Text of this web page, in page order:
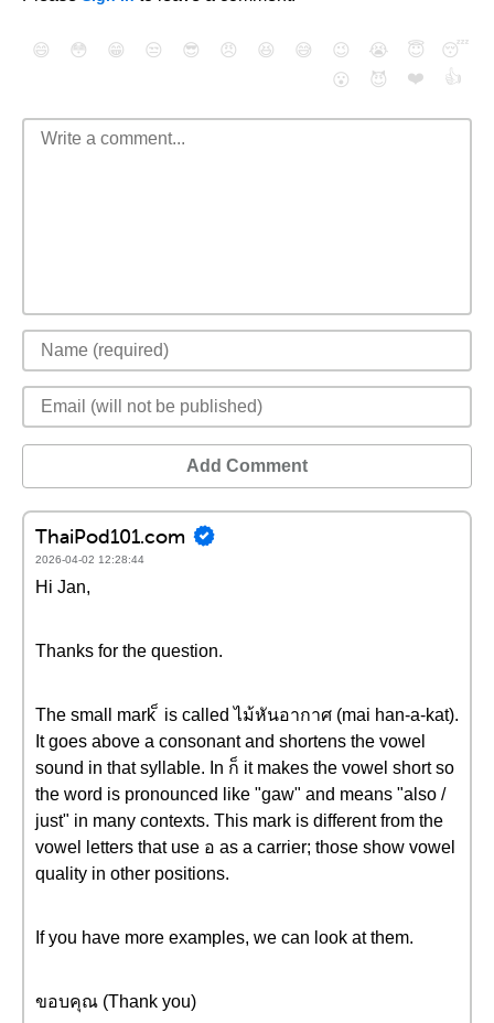
😄 😳 😁 😒 😎 😠 😆 😅 😉 😭 😇
😴
😮
😈 ❤️ 👍
Add Comment
ThaiPod101.com
2026-04-02 12:28:44
Hi Jan,
Thanks for the question.
The small mark ็ is called ไม้หันอากาศ (mai han-a-kat).
It goes above a consonant and shortens the vowel
sound in that syllable. In ก็ it makes the vowel short so
the word is pronounced like "gaw" and means "also /
just" in many contexts. This mark is different from the
vowel letters that use อ as a carrier; those show vowel
quality in other positions.
If you have more examples, we can look at them.
ขอบคุณ (Thank you)